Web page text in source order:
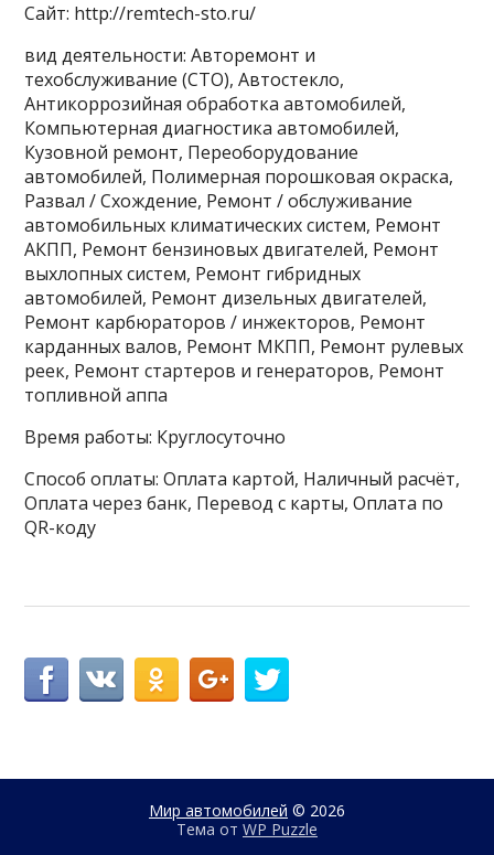
Сайт: http://remtech-sto.ru/
вид деятельности: Авторемонт и
техобслуживание (СТО), Автостекло,
Антикоррозийная обработка автомобилей,
Компьютерная диагностика автомобилей,
Кузовной ремонт, Переоборудование
автомобилей, Полимерная порошковая окраска,
Развал / Схождение, Ремонт / обслуживание
автомобильных климатических систем, Ремонт
АКПП, Ремонт бензиновых двигателей, Ремонт
выхлопных систем, Ремонт гибридных
автомобилей, Ремонт дизельных двигателей,
Ремонт карбюраторов / инжекторов, Ремонт
карданных валов, Ремонт МКПП, Ремонт рулевых
реек, Ремонт стартеров и генераторов, Ремонт
топливной аппа
Время работы: Круглосуточно
Способ оплаты: Оплата картой, Наличный расчёт,
Оплата через банк, Перевод с карты, Оплата по
QR-коду
Мир автомобилей © 2026
Тема от WP Puzzle